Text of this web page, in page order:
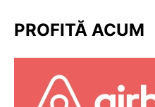
PROFITĂ ACUM